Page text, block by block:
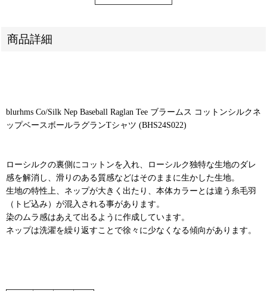
商品詳細
blurhms Co/Silk Nep Baseball Raglan Tee ブラームス コットンシルクネ
ップベースボールラグランTシャツ (BHS24S022)
ローシルクの裏側にコットンを入れ、ローシルク独特な生地のダレ
感を解消し、滑りのある質感などはそのままに生かした生地。
生地の特性上、ネップが大きく出たり、本体カラーとは違う糸毛羽
（トビ込み）が混入される事があります。
染のムラ感はあえて出るように作成しています。
ネップは洗濯を繰り返すことで徐々に少なくなる傾向があります。